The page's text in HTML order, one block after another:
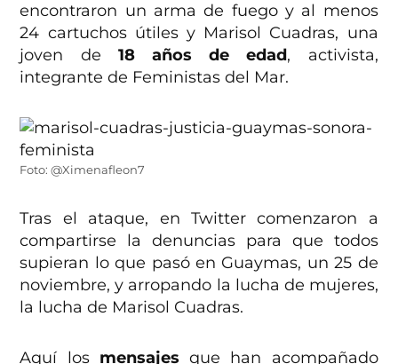
encontraron un arma de fuego y al menos
24 cartuchos útiles y Marisol Cuadras, una
joven de 18 años de edad, activista,
integrante de Feministas del Mar.
Foto: @Ximenafleon7
Tras el ataque, en Twitter comenzaron a
compartirse la denuncias para que todos
supieran lo que pasó en Guaymas, un 25 de
noviembre, y arropando la lucha de mujeres,
la lucha de Marisol Cuadras.
Aquí losmensajes que han acompañado